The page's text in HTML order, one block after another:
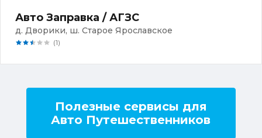
Авто Заправка / АГЗС
д. Дворики, ш. Старое Ярославское
(1)
Полезные сервисы для
Авто Путешественников